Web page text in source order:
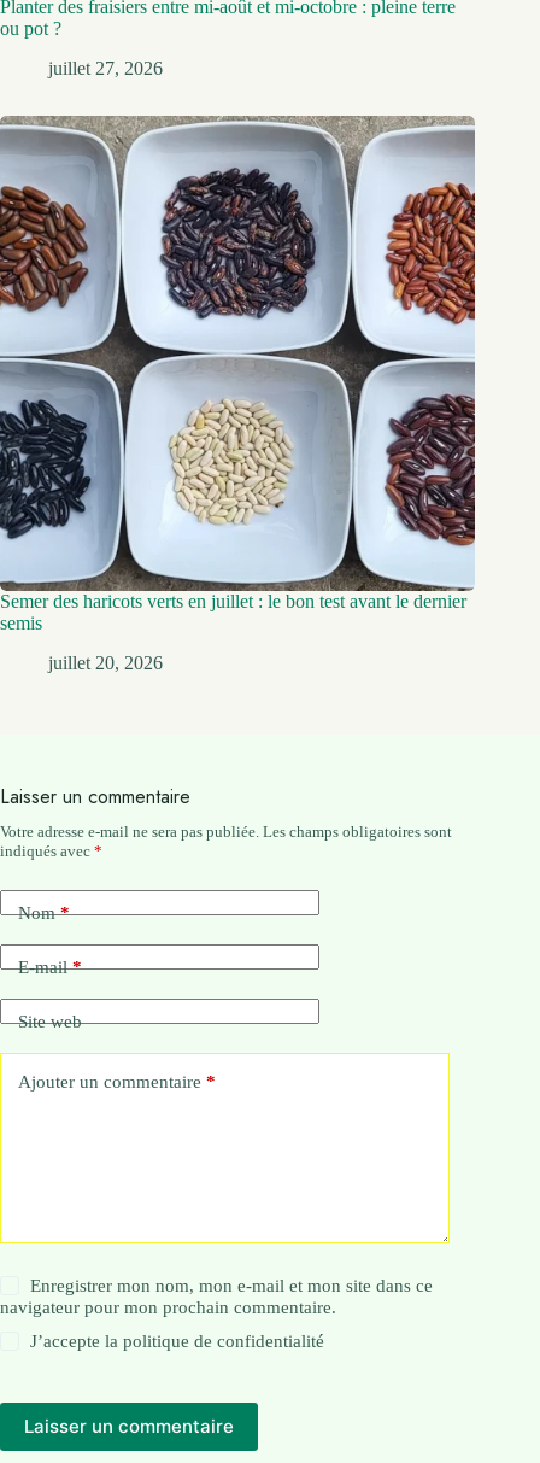
Planter des fraisiers entre mi-août et mi-octobre : pleine terre
ou pot ?
juillet 27, 2026
Semer des haricots verts en juillet : le bon test avant le dernier
semis
juillet 20, 2026
Laisser un commentaire
Votre adresse e-mail ne sera pas publiée. Les champs obligatoires sont
indiqués avec *
Nom*
E-mail*
Site web
Ajouter un commentaire *
Enregistrer mon nom, mon e-mail et mon site dans ce
navigateur pour mon prochain commentaire.
J’accepte lapolitique de confidentialité
Laisser un commentaire